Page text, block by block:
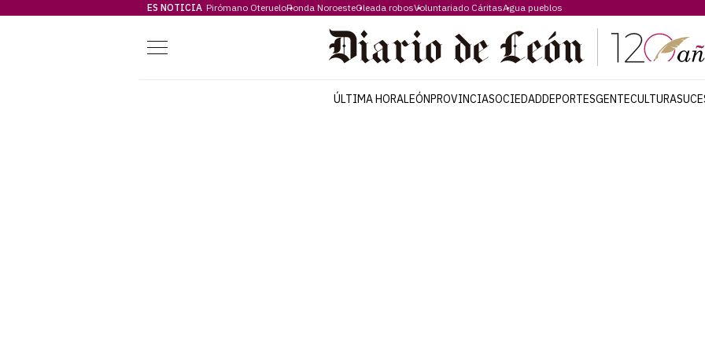
ES NOTICIA Pirómano OterueloRonda NoroesteOleada robosVoluntariado CáritasAgua pueblos
Menú
ÚLTIMA HORALEÓNPROVINCIASOCIEDADDEPORTESGENTECULTURA